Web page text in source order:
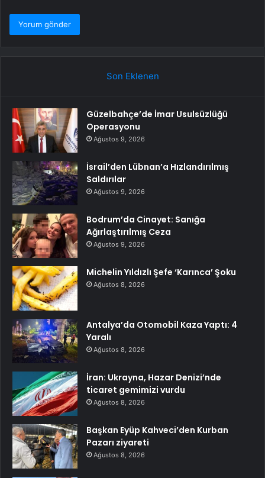
Son Eklenen
Güzelbahçe’de İmar Usulsüzlüğü
Operasyonu
Ağustos 9, 2026
İsrail’den Lübnan’a Hızlandırılmış
Saldırılar
Ağustos 9, 2026
Bodrum’da Cinayet: Sanığa
Ağırlaştırılmış Ceza
Ağustos 9, 2026
Michelin Yıldızlı Şefe ‘Karınca’ Şoku
Ağustos 8, 2026
Antalya’da Otomobil Kaza Yaptı: 4
Yaralı
Ağustos 8, 2026
İran: Ukrayna, Hazar Denizi’nde
ticaret gemimizi vurdu
Ağustos 8, 2026
Başkan Eyüp Kahveci’den Kurban
Pazarı ziyareti
Ağustos 8, 2026